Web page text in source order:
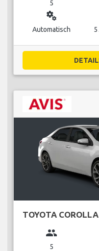
5
miscellaneous_services
Automatisch 5
TOYOTA COROLLA
group
5